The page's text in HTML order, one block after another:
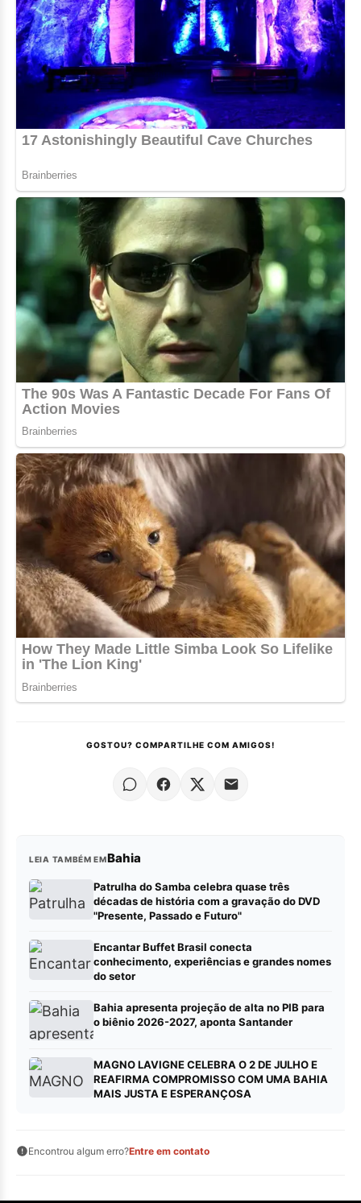
GOSTOU? COMPARTILHE COM AMIGOS!
LEIA TAMBÉM EMBahia
Patrulha do Samba celebra quase três
décadas de história com a gravação do DVD
"Presente, Passado e Futuro"
Encantar Buffet Brasil conecta
conhecimento, experiências e grandes nomes
do setor
Bahia apresenta projeção de alta no PIB para
o biênio 2026-2027, aponta Santander
MAGNO LAVIGNE CELEBRA O 2 DE JULHO E
REAFIRMA COMPROMISSO COM UMA BAHIA
MAIS JUSTA E ESPERANÇOSA
Encontrou algum erro?Entre em contato